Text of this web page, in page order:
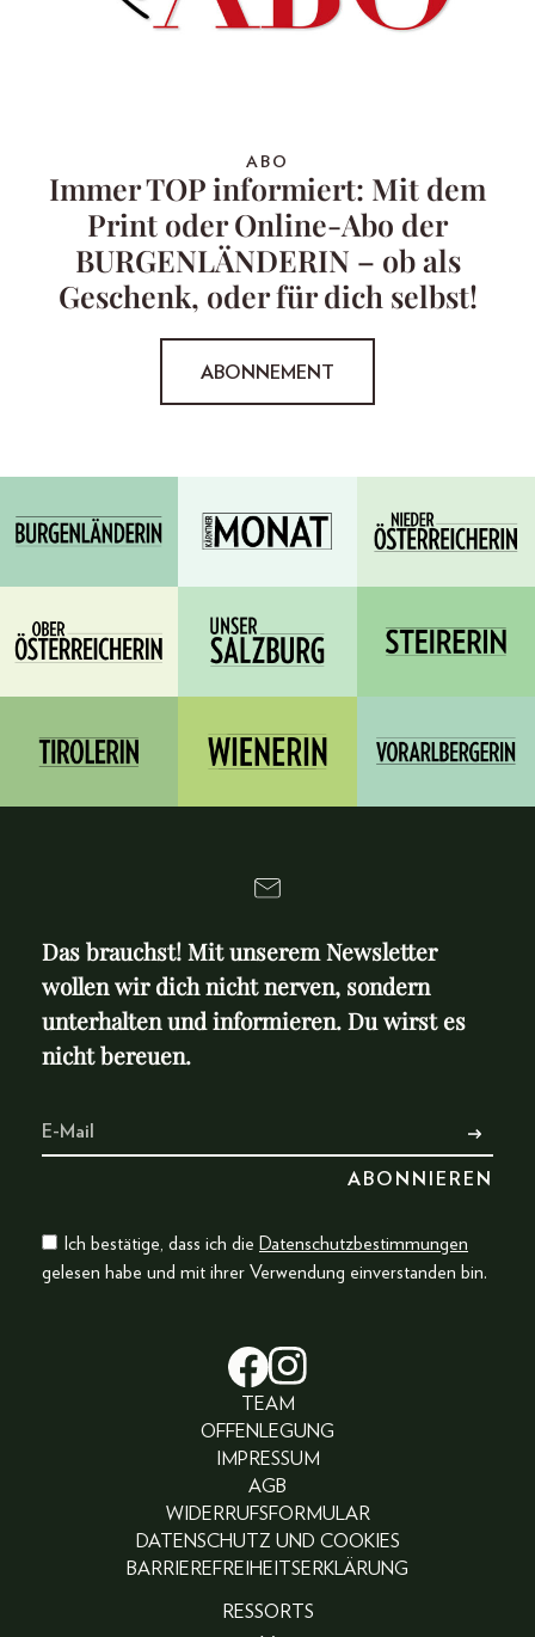
ABO
Immer TOP informiert: Mit dem
Print oder Online-Abo der
BURGENLÄNDERIN – ob als
Geschenk, oder für dich selbst!
ABONNEMENT
Das brauchst! Mit unserem Newsletter
wollen wir dich nicht nerven, sondern
unterhalten und informieren. Du wirst es
nicht bereuen.
Ich bestätige, dass ich die Datenschutzbestimmungen
gelesen habe und mit ihrer Verwendung einverstanden bin.
TEAM
OFFENLEGUNG
IMPRESSUM
AGB
WIDERRUFSFORMULAR
DATENSCHUTZ UND COOKIES
BARRIEREFREIHEITSERKLÄRUNG
RESSORTS